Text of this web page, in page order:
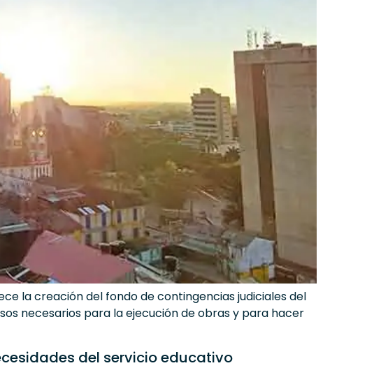
la creación del fondo de contingencias judiciales del
necesarios para la ejecución de obras y para hacer
del servicio educativo